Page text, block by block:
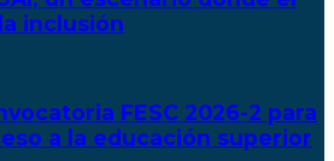
inclusión
FESC 2026-2 para
a la educación superior